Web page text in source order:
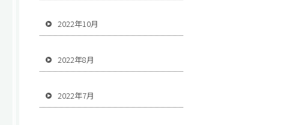
2022年10月
2022年8月
2022年7月